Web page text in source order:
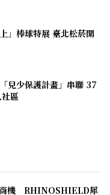
」棒球特展 臺北松菸開
兒少保護計畫」串聯 37
區
機 RHINOSHIELD犀